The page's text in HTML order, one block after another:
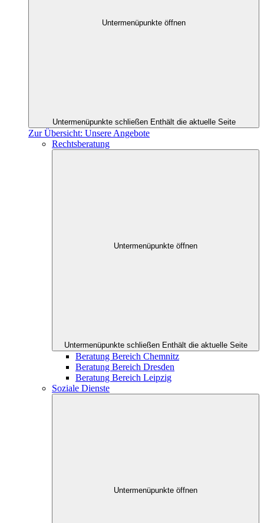
Untermenüpunkte öffnen
Untermenüpunkte schließen Enthält die aktuelle Seite
Zur Übersicht: Unsere Angebote
Rechtsberatung
Untermenüpunkte öffnen
Untermenüpunkte schließen Enthält die aktuelle Seite
Beratung Bereich Chemnitz
Beratung Bereich Dresden
Beratung Bereich Leipzig
Soziale Dienste
Untermenüpunkte öffnen